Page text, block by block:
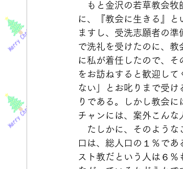
もと金沢の若草教会牧
に、『教会に生きる』
ますし、受洗志願者の
で洗礼を受けたのに、
に私が着任したので、
をお訪ねすると歓迎し
ない」とお叱りまで受
りである。しかし教会
チャンには、案外こんな
たしかに、そのような
口は、総人口の１％で
スト教だという人は６